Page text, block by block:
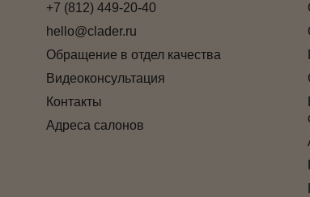
+7 (812) 449-20-40
hello@clader.ru
Обращение в отдел качества
Видеоконсультация
Контакты
Адреса салонов